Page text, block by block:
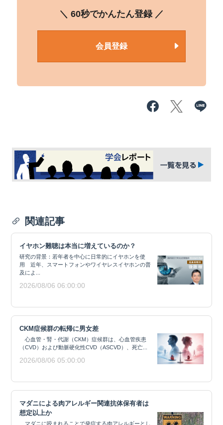
＼ 60秒でかんたん登録 ／
会員登録
関連記事
イヤホン難聴は本当に増えているのか？
研究の背景：若年者を中心に日常的にイヤホンを使
用 近年、スマートフォンやワイヤレスイヤホンの普
及によ...
2026/08/06 06:00:00
CKM症候群の転帰に男女差
心血管・腎・代謝（CKM）症候群は、心血管疾患
（CVD）および動脈硬化性CVD（ASCVD）、死亡...
2026/08/06 05:00:00
マダニによる肉アレルギー関連抗体保有者は
想定以上か
マダニに咬まれることで発症する肉アレルギーとし